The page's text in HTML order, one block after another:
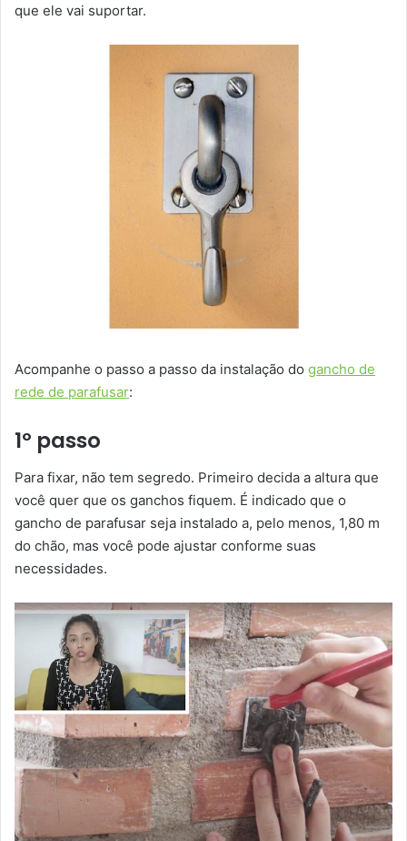
que ele vai suportar.
Acompanhe o passo a passo da instalação do gancho de
rede de parafusar:
1º passo
Para fixar, não tem segredo. Primeiro decida a altura que
você quer que os ganchos fiquem. É indicado que o
gancho de parafusar seja instalado a, pelo menos, 1,80 m
do chão, mas você pode ajustar conforme suas
necessidades.